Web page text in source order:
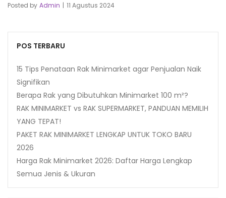
Posted by Admin 11 Agustus 2024
POS TERBARU
15 Tips Penataan Rak Minimarket agar Penjualan Naik
Signifikan
Berapa Rak yang Dibutuhkan Minimarket 100 m²?
RAK MINIMARKET vs RAK SUPERMARKET, PANDUAN MEMILIH
YANG TEPAT!
PAKET RAK MINIMARKET LENGKAP UNTUK TOKO BARU
2026
Harga Rak Minimarket 2026: Daftar Harga Lengkap
Semua Jenis & Ukuran